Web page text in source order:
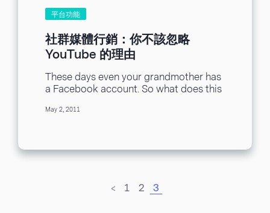
平台功能
社群媒體行銷：你不該忽略
YouTube 的理由
These days even your grandmother has
a Facebook account. So what does this
models...
May 2, 2011
< 1 2 3